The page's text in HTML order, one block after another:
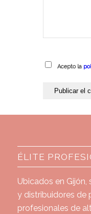
Acepto la
ÉLITE
Ubicados en
y distribuidores de
profesionales de